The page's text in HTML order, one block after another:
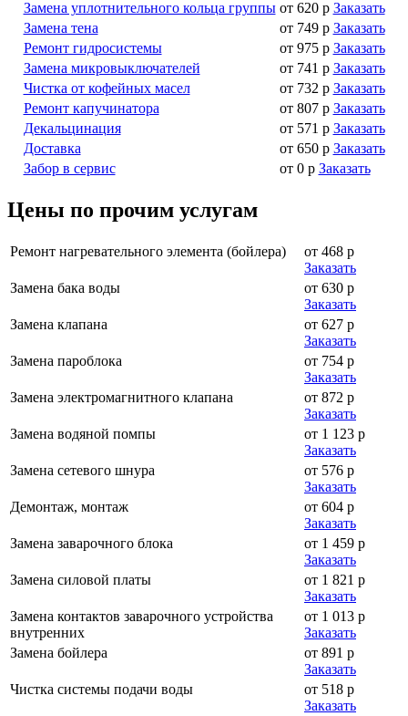
Замена уплотнительного кольца группы от 620 р Заказать
Замена тена
от 749 р Заказать
Ремонт гидросистемы
от 975 р Заказать
Замена микровыключателей
от 741 р Заказать
Чистка от кофейных масел
от 732 р Заказать
Ремонт капучинатора
от 807 р Заказать
Декальцинация
от 571 р Заказать
Доставка
от 650 р Заказать
Забор в сервис
от 0 р Заказать
Цены по прочим услугам
Ремонт нагревательного элемента (бойлера)
от 468 р
Заказать
Замена бака воды
от 630 р
Заказать
Замена клапана
от 627 р
Заказать
Замена пароблока
от 754 р
Заказать
Замена электромагнитного клапана
от 872 р
Заказать
Замена водяной помпы
от 1 123 р
Заказать
Замена сетевого шнура
от 576 р
Заказать
Демонтаж, монтаж
от 604 р
Заказать
Замена заварочного блока
от 1 459 р
Заказать
Замена силовой платы
от 1 821 р
Заказать
Замена контактов заварочного устройства
внутренних
от 1 013 р
Заказать
Замена бойлера
от 891 р
Заказать
Чистка системы подачи воды
от 518 р
Заказать